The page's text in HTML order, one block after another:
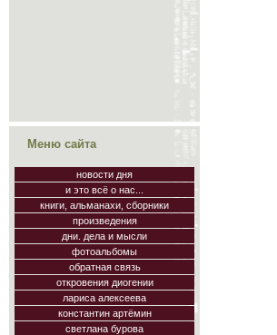
Меню сайта
новости дня
и это всё о нас...
книги, альманахи, сборники
произведения
дни. дела и мысли
фотоальбомы
обратная связь
откровения диогении
лариса алексеева
константин артёмин
светлана бурова